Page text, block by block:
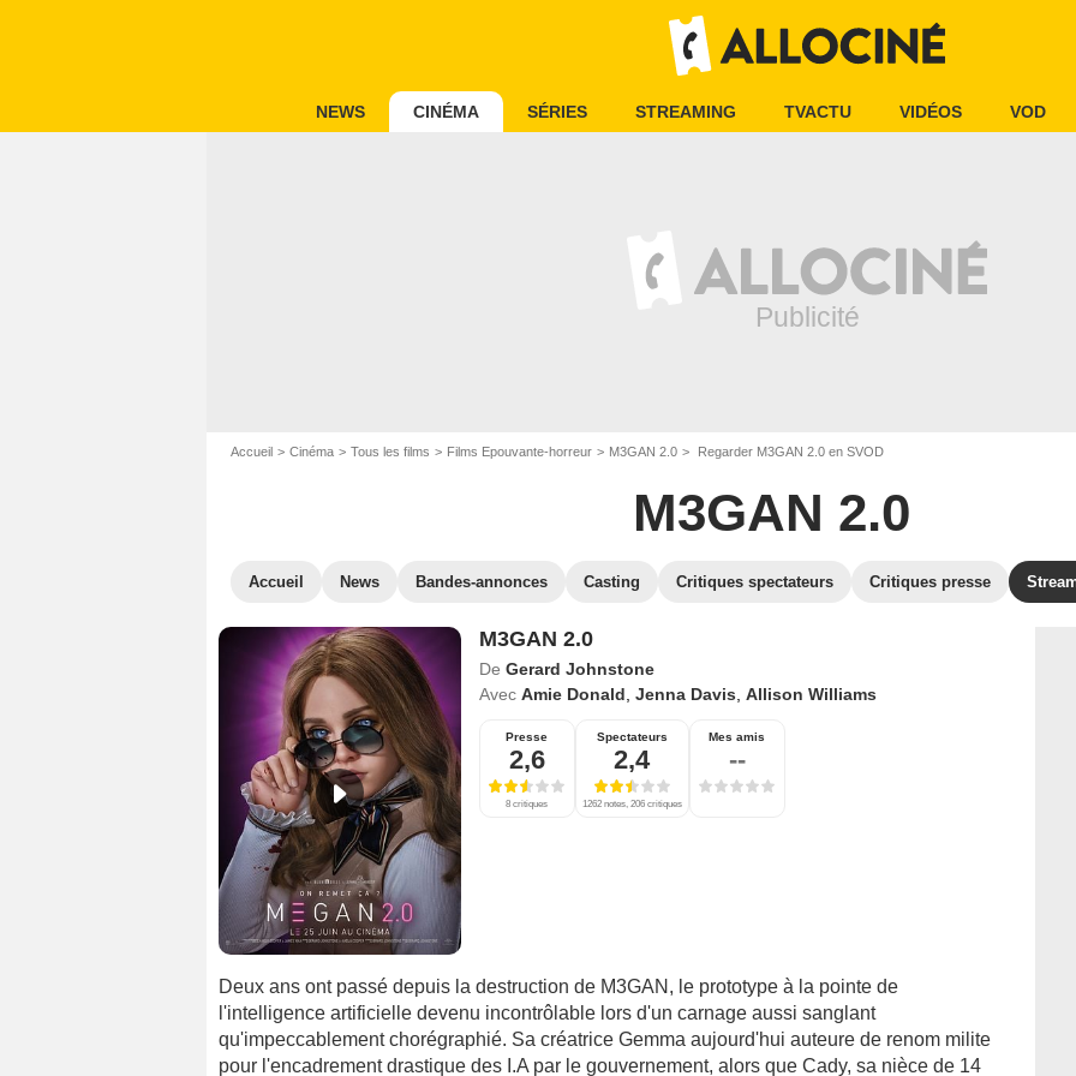
NEWS CINÉMA SÉRIES STREAMING TVACTU VIDÉOS VOD
Accueil Cinéma Tous les films Films Epouvante-horreur M3GAN 2.0 Regarder M3GAN 2.0 en SVOD
M3GAN 2.0
Accueil News Bandes-annonces Casting Critiques spectateurs Critiques presse
M3GAN 2.0
De Gerard Johnstone
Avec Amie Donald Jenna Davis Allison Williams
Presse
2,6
8 critiques
Spectateurs
2,4
1262 notes, 206 critiques
Mes amis
--
Deux ans ont passé depuis la destruction de M3GAN, le prototype à la pointe de
l'intelligence artificielle devenu incontrôlable lors d'un carnage aussi sanglant
qu'impeccablement chorégraphié. Sa créatrice Gemma aujourd'hui auteure de renom milite
pour l'encadrement drastique des I.A par le gouvernement, alors que Cady, sa nièce de 14